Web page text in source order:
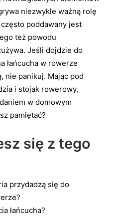
niezwykle ważną rolę
poddawany jest
też powodu
Jeśli dojdzie do
łańcucha w rowerze
nie panikuj. Mając pod
i stojak rowerowy,
w domowym
pamiętać?
się z tego
przydadzą się do
łańcucha?